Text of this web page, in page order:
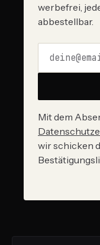
werbefrei,
abbestellbar.
Mit dem
wir schicken